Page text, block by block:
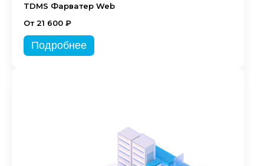
TDMS Фарватер Web
От 21 600 ₽
Подробнее